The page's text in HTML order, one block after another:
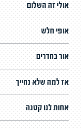
אולי זה השלום
אופי חלש
אור בחדרים
אז למה שלא נחייך
אחות לנו קטנה